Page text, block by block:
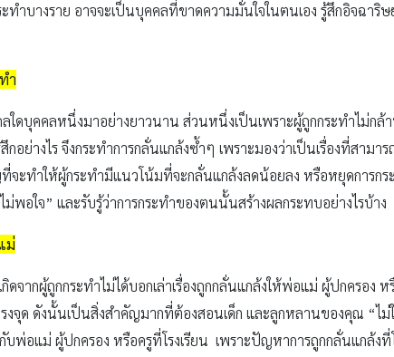
ทำบางราย อาจจะเป็นบุคคลที่ขาดความมั่นใจในตนเอง รู้สึกอิจฉาริ
ำ
ดบุคคลหนึ่งมาอย่างยาวนาน ส่วนหนึ่งเป็นเพราะผู้ถูกกระทำไม่กล้
อย่างไร จึงกระทำการกลั่นแกล้งซ้ำๆ เพราะมองว่าเป็นเรื่องที่สามา
จะทำให้ผู้กระทำมีแนวโน้มที่จะกลั่นแกล้งลดน้อยลง หรือหยุดการกร
พอใจ” และรับรู้ว่าการกระทำของตนนั้นสร้างผลกระทบอย่างไรบ้าง
ม่
จากผู้ถูกกระทำไม่ได้บอกเล่าเรื่องถูกกลั่นแกล้งให้พ่อแม่ ผู้ปกครอง
รงจุด ดังนั้นเป็นสิ่งสำคัญมากที่ต้องสอนเด็ก และลูกหลานของคุณ “ไ
บพ่อแม่ ผู้ปกครอง หรือครูที่โรงเรียน เพราะปัญหาการถูกกลั่นแกล้งที่